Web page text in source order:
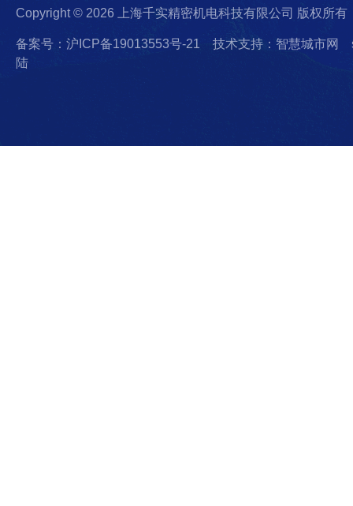
Copyright © 2026 上海千实精密机电科技有限公司 版权所有
备案号：沪ICP备19013553号-21 技术支持：智慧城市网
陆